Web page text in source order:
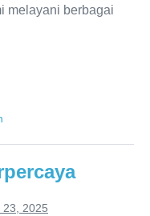
melayani berbagai
23, 2025